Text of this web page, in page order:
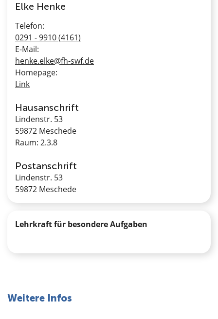
Elke Henke
Telefon:
0291 - 9910 (4161)
E-Mail:
henke.elke@fh-swf.de
Homepage:
Link
Hausanschrift
Lindenstr. 53
59872 Meschede
Raum: 2.3.8
Postanschrift
Lindenstr. 53
59872 Meschede
Lehrkraft für besondere Aufgaben
Weitere Infos